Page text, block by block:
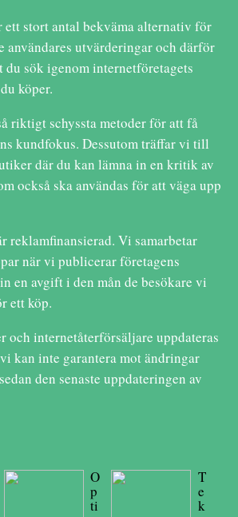
stort antal bekväma alternativ för
användares utvärderingar och därför
du sök igenom internetföretagets
köper.
riktigt schyssta metoder för att få
kundfokus. Dessutom träffar vi till
där du kan lämna in en kritik av
också ska användas för att väga upp
reklamfinansierad. Vi samarbetar
när vi publicerar företagens
en avgift i den mån de besökare vi
ett köp.
och internetåterförsäljare uppdateras
kan inte garantera mot ändringar
den senaste uppdateringen av
O
p
ti
T
e
k